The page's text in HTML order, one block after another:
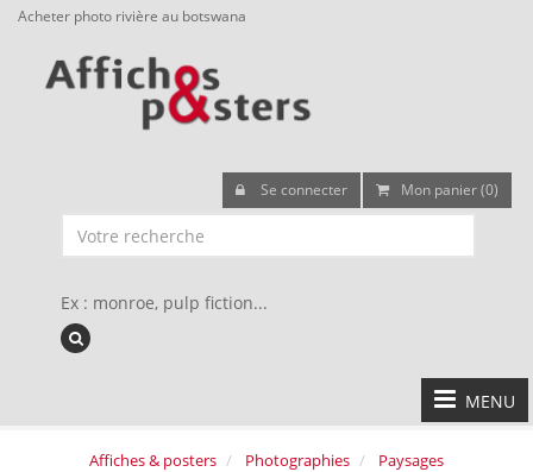
Acheter photo rivière au botswana
Se connecter Mon panier (0)
Ex : monroe, pulp fiction...
MENU
Affiches & posters Photographies
Paysages